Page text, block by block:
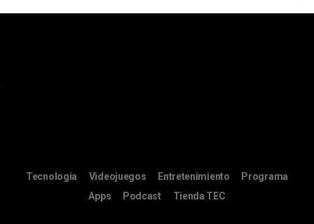
Tecnología Videojuegos Entretenimiento
Programa
Apps
Podcast Tienda TEC